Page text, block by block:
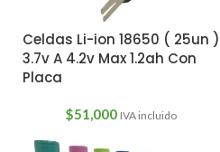
Celdas Li-ion 18650 ( 25un )
3.7v A 4.2v Max 1.2ah Con
Placa
$51,000 IVA incluido